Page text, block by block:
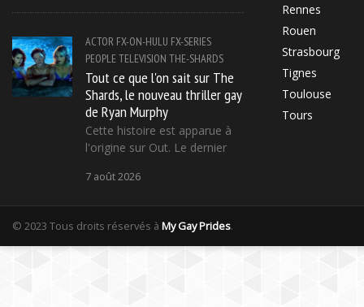
ACTOR FX-ON-HULU FX-SERIES
PEOPLETELEVISION THE-SHARDS
Tout ce que l'on sait sur The
Shards, le nouveau thriller gay
de Ryan Murphy
Cette histoire est apparue à
l'origine sur Out. Le dernier
7 août 2026
Rennes
Rouen
Strasbourg
Tignes
Toulouse
Tours
© 2023 Tous droits réservés à My Gay Prides.